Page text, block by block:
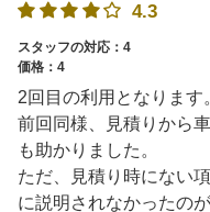
4.3
スタッフの対応：4
価格：4
2回目の利用となります
前回同様、見積りから
も助かりました。
ただ、見積り時にない
に説明されなかったの